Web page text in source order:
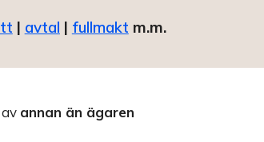
| avtal | fullmakt m.m.
av annan än ägaren